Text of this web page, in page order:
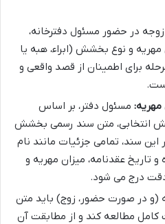
زوجه در حضور مسئول دفترخانه،
و نوع بخشش (ابراء، هبه یا
برای اطمینان از قصد واقعی و
مسئول دفتر، بر اساس
انتخابی، متن سند رسمی بخشش
این سند، تمامی جزئیات مانند نام
عقدنامه، میزان مهریه و
درج می شود.
(و در صورت حضور، زوج) باید متن
مطالعه کند و از مطابقت آن